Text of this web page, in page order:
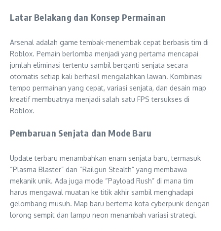
Latar Belakang dan Konsep Permainan
Arsenal adalah game tembak-menembak cepat berbasis tim di
Roblox. Pemain berlomba menjadi yang pertama mencapai
jumlah eliminasi tertentu sambil berganti senjata secara
otomatis setiap kali berhasil mengalahkan lawan. Kombinasi
tempo permainan yang cepat, variasi senjata, dan desain map
kreatif membuatnya menjadi salah satu FPS tersukses di
Roblox.
Pembaruan Senjata dan Mode Baru
Update terbaru menambahkan enam senjata baru, termasuk
“Plasma Blaster” dan “Railgun Stealth” yang membawa
mekanik unik. Ada juga mode “Payload Rush” di mana tim
harus mengawal muatan ke titik akhir sambil menghadapi
gelombang musuh. Map baru bertema kota cyberpunk dengan
lorong sempit dan lampu neon menambah variasi strategi.